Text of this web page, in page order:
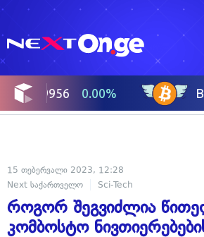
15 თებერვალი 2023, 12:28
Next საქართველო
Sci-Tech
როგორ შეგვიძლია
კომბოსტო